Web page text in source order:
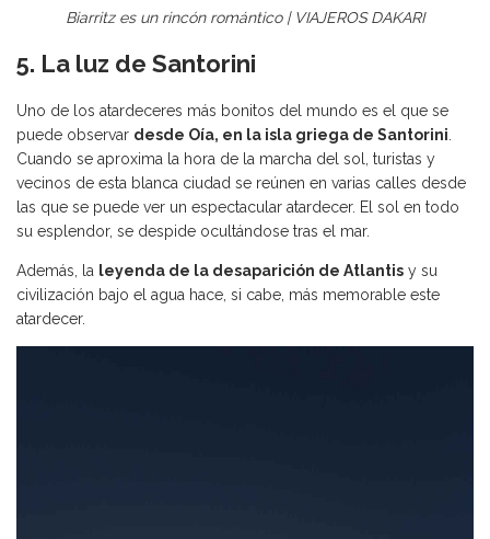
Biarritz es un rincón romántico | VIAJEROS DAKARI
5. La luz de Santorini
Uno de los atardeceres más bonitos del mundo es el que se
puede observar desde Oía, en la isla griega de Santorini.
Cuando se aproxima la hora de la marcha del sol, turistas y
vecinos de esta blanca ciudad se reúnen en varias calles desde
las que se puede ver un espectacular atardecer. El sol en todo
su esplendor, se despide ocultándose tras el mar.
Además, la leyenda de la desaparición de Atlantis y su
civilización bajo el agua hace, si cabe, más memorable este
atardecer.